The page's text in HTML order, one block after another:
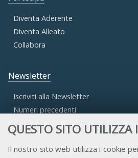
QUESTO SITO UTILIZZA
Il nostro sito web utilizza i cookie
Diventa Aderente
Diventa Alleato
Collabora
Newsletter
Iscriviti alla Newsletter
Numeri precedenti